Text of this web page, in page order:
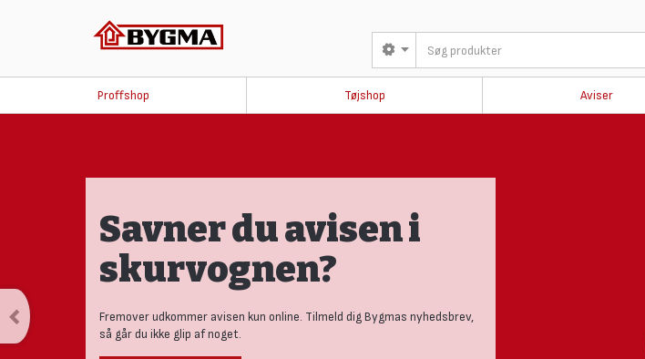
Proffshop Tøjshop Aviser
Savner du avisen i
skurvognen?
Fremover udkommer avisen kun online. Tilmeld dig Bygmas nyhedsbrev,
så går du ikke glip af noget.